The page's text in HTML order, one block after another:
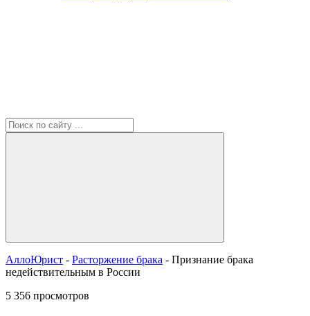
АллоЮрист - Расторжение брака - Признание брака
недействительным в России
5 356 просмотров